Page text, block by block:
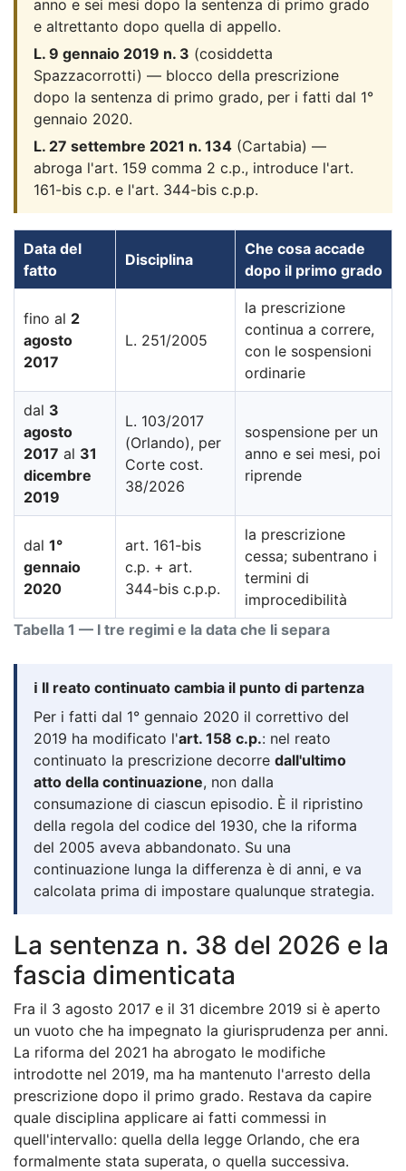
anno e sei mesi dopo la sentenza di primo grado
e altrettanto dopo quella di appello.
L. 9 gennaio 2019 n. 3 (cosiddetta
Spazzacorrotti) — blocco della prescrizione
dopo la sentenza di primo grado, per i fatti dal 1°
gennaio 2020.
L. 27 settembre 2021 n. 134 (Cartabia) —
abroga l'art. 159 comma 2 c.p., introduce l'art.
161-bis c.p. e l'art. 344-bis c.p.p.
Tabella 1 — I tre regimi e la data che li separa
Data del
fatto
Disciplina
Che cosa accade
dopo il primo grado
fino al 2
agosto
2017
L. 251/2005
la prescrizione
continua a correre,
con le sospensioni
ordinarie
dal 3
agosto
2017 al 31
dicembre
2019
L. 103/2017
(Orlando), per
Corte cost.
38/2026
sospensione per un
anno e sei mesi, poi
riprende
dal 1°
gennaio
2020
art. 161-bis
c.p. + art.
344-bis c.p.p.
la prescrizione
cessa; subentrano i
termini di
improcedibilità
ℹ️ Il reato continuato cambia il punto di partenza
Per i fatti dal 1° gennaio 2020 il correttivo del
2019 ha modificato l'art. 158 c.p.: nel reato
continuato la prescrizione decorre dall'ultimo
atto della continuazione, non dalla
consumazione di ciascun episodio. È il ripristino
della regola del codice del 1930, che la riforma
del 2005 aveva abbandonato. Su una
continuazione lunga la differenza è di anni, e va
calcolata prima di impostare qualunque strategia.
La sentenza n. 38 del 2026 e la
fascia dimenticata
Fra il 3 agosto 2017 e il 31 dicembre 2019 si è aperto
un vuoto che ha impegnato la giurisprudenza per anni.
La riforma del 2021 ha abrogato le modifiche
introdotte nel 2019, ma ha mantenuto l'arresto della
prescrizione dopo il primo grado. Restava da capire
quale disciplina applicare ai fatti commessi in
quell'intervallo: quella della legge Orlando, che era
formalmente stata superata, o quella successiva.